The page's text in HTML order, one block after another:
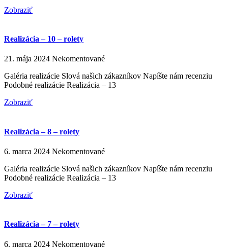
Zobraziť
Realizácia – 10 – rolety
21. mája 2024 Nekomentované
Galéria realizácie Slová našich zákazníkov Napíšte nám recenziu
Podobné realizácie Realizácia – 13
Zobraziť
Realizácia – 8 – rolety
6. marca 2024 Nekomentované
Galéria realizácie Slová našich zákazníkov Napíšte nám recenziu
Podobné realizácie Realizácia – 13
Zobraziť
Realizácia – 7 – rolety
6. marca 2024 Nekomentované